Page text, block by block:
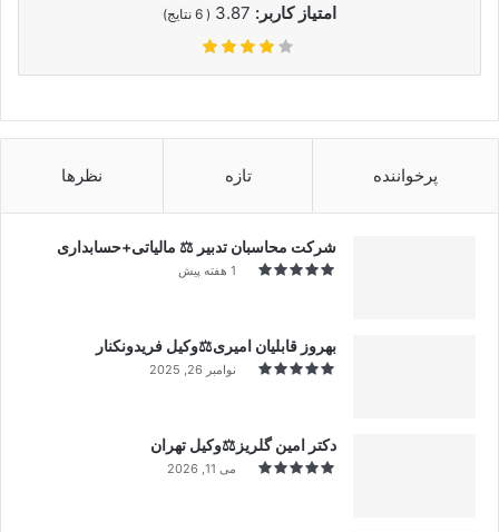
امتیاز کاربر: 3.87
(
6 نتایج)
پرخواننده تازه نظرها
شرکت محاسبان تدبیر ⚖️ مالیاتی+حسابداری
1 هفته پیش
بهروز قابلیان امیری⚖️وکیل فریدونکنار
نوامبر 26, 2025
دکتر امین گلریز⚖️وکیل تهران
می 11, 2026